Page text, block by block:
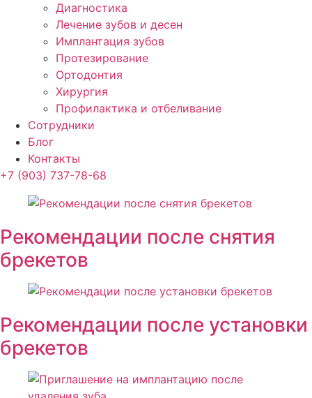
Диагностика
Лечение зубов и десен
Имплантация зубов
Протезирование
Ортодонтия
Хирургия
Профилактика и отбеливание
Сотрудники
Блог
Контакты
+7 (903) 737-78-68
Рекомендации после снятия
брекетов
Рекомендации после установки
брекетов